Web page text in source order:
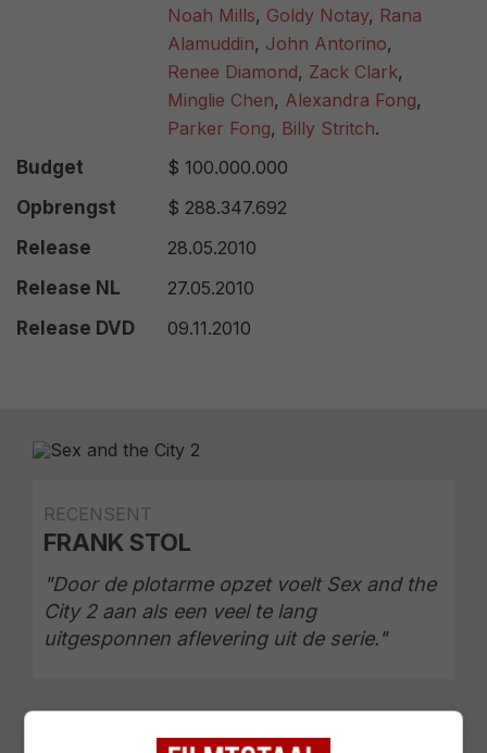
Noah Mills, Goldy Notay, Rana
Alamuddin, John Antorino,
Renee Diamond, Zack Clark,
Minglie Chen, Alexandra Fong,
Parker Fong, Billy Stritch.
Budget
$ 100.000.000
Opbrengst
$ 288.347.692
Release
28.05.2010
Release NL
27.05.2010
Release DVD
09.11.2010
RECENSENT
FRANK STOL
"Door de plotarme opzet voelt Sex and the
City 2 aan als een veel te lang
uitgesponnen aflevering uit de serie."